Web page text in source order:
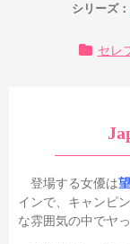
シリーズ：
セレ
登場する女優は
インで、キャンピ
な雰囲気の中でヤ